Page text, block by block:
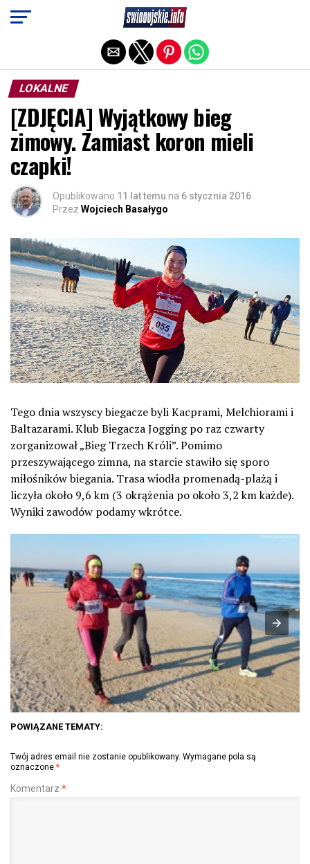
LOKALNE
[ZDJĘCIA] Wyjątkowy bieg
zimowy. Zamiast koron mieli
czapki!
Opublikowano 11 lat temu na 6 stycznia 2016
Przez Wojciech Basałygo
Tego dnia wszyscy biegacze byli Kacprami, Melchiorami i
Baltazarami. Klub Biegacza Jogging po raz czwarty
zorganizował „Bieg Trzech Króli”. Pomimo
przeszywającego zimna, na starcie stawiło się sporo
miłośników biegania. Trasa wiodła promenadą-plażą i
liczyła około 9,6 km (3 okrążenia po około 3,2 km każde).
Wyniki zawodów podamy wkrótce.
POWIĄZANE TEMATY:
Twój adres email nie zostanie opublikowany. Wymagane pola są
oznaczone *
Komentarz *
Exit mobile version